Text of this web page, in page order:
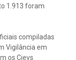
1.913 foram
compiladas
Vigilância em
os Cievs